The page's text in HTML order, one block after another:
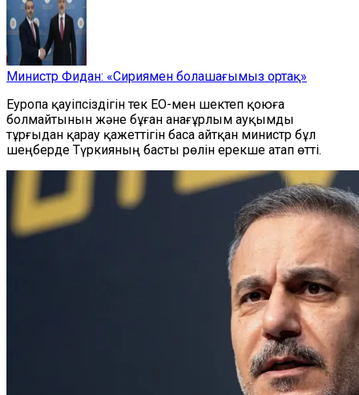
Министр Фидан: «Сириямен болашағымыз ортақ»
Еуропа қауіпсіздігін тек ЕО-мен шектеп қоюға
болмайтынын және бұған анағұрлым ауқымды
тұрғыдан қарау қажеттігін баса айтқан министр бұл
шеңберде Түркияның басты рөлін ерекше атап өтті.